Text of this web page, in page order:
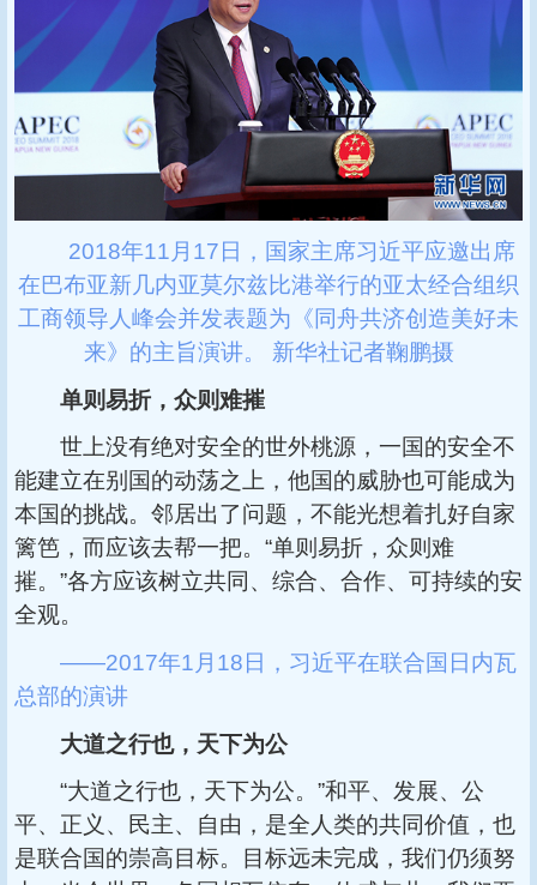
2018年11月17日，国家主席习近平应邀出席
在巴布亚新几内亚莫尔兹比港举行的亚太经合组织
工商领导人峰会并发表题为《同舟共济创造美好未
来》的主旨演讲。 新华社记者鞠鹏摄
单则易折，众则难摧
世上没有绝对安全的世外桃源，一国的安全不
能建立在别国的动荡之上，他国的威胁也可能成为
本国的挑战。邻居出了问题，不能光想着扎好自家
篱笆，而应该去帮一把。“单则易折，众则难
摧。”各方应该树立共同、综合、合作、可持续的安
全观。
——2017年1月18日，习近平在联合国日内瓦
总部的演讲
大道之行也，天下为公
“大道之行也，天下为公。”和平、发展、公
平、正义、民主、自由，是全人类的共同价值，也
是联合国的崇高目标。目标远未完成，我们仍须努